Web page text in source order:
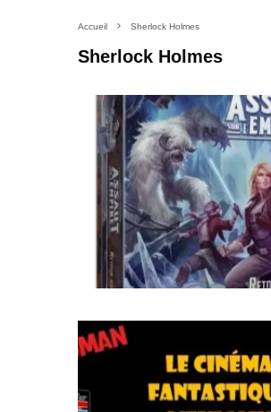
Accueil Sherlock Holmes
Sherlock Holmes